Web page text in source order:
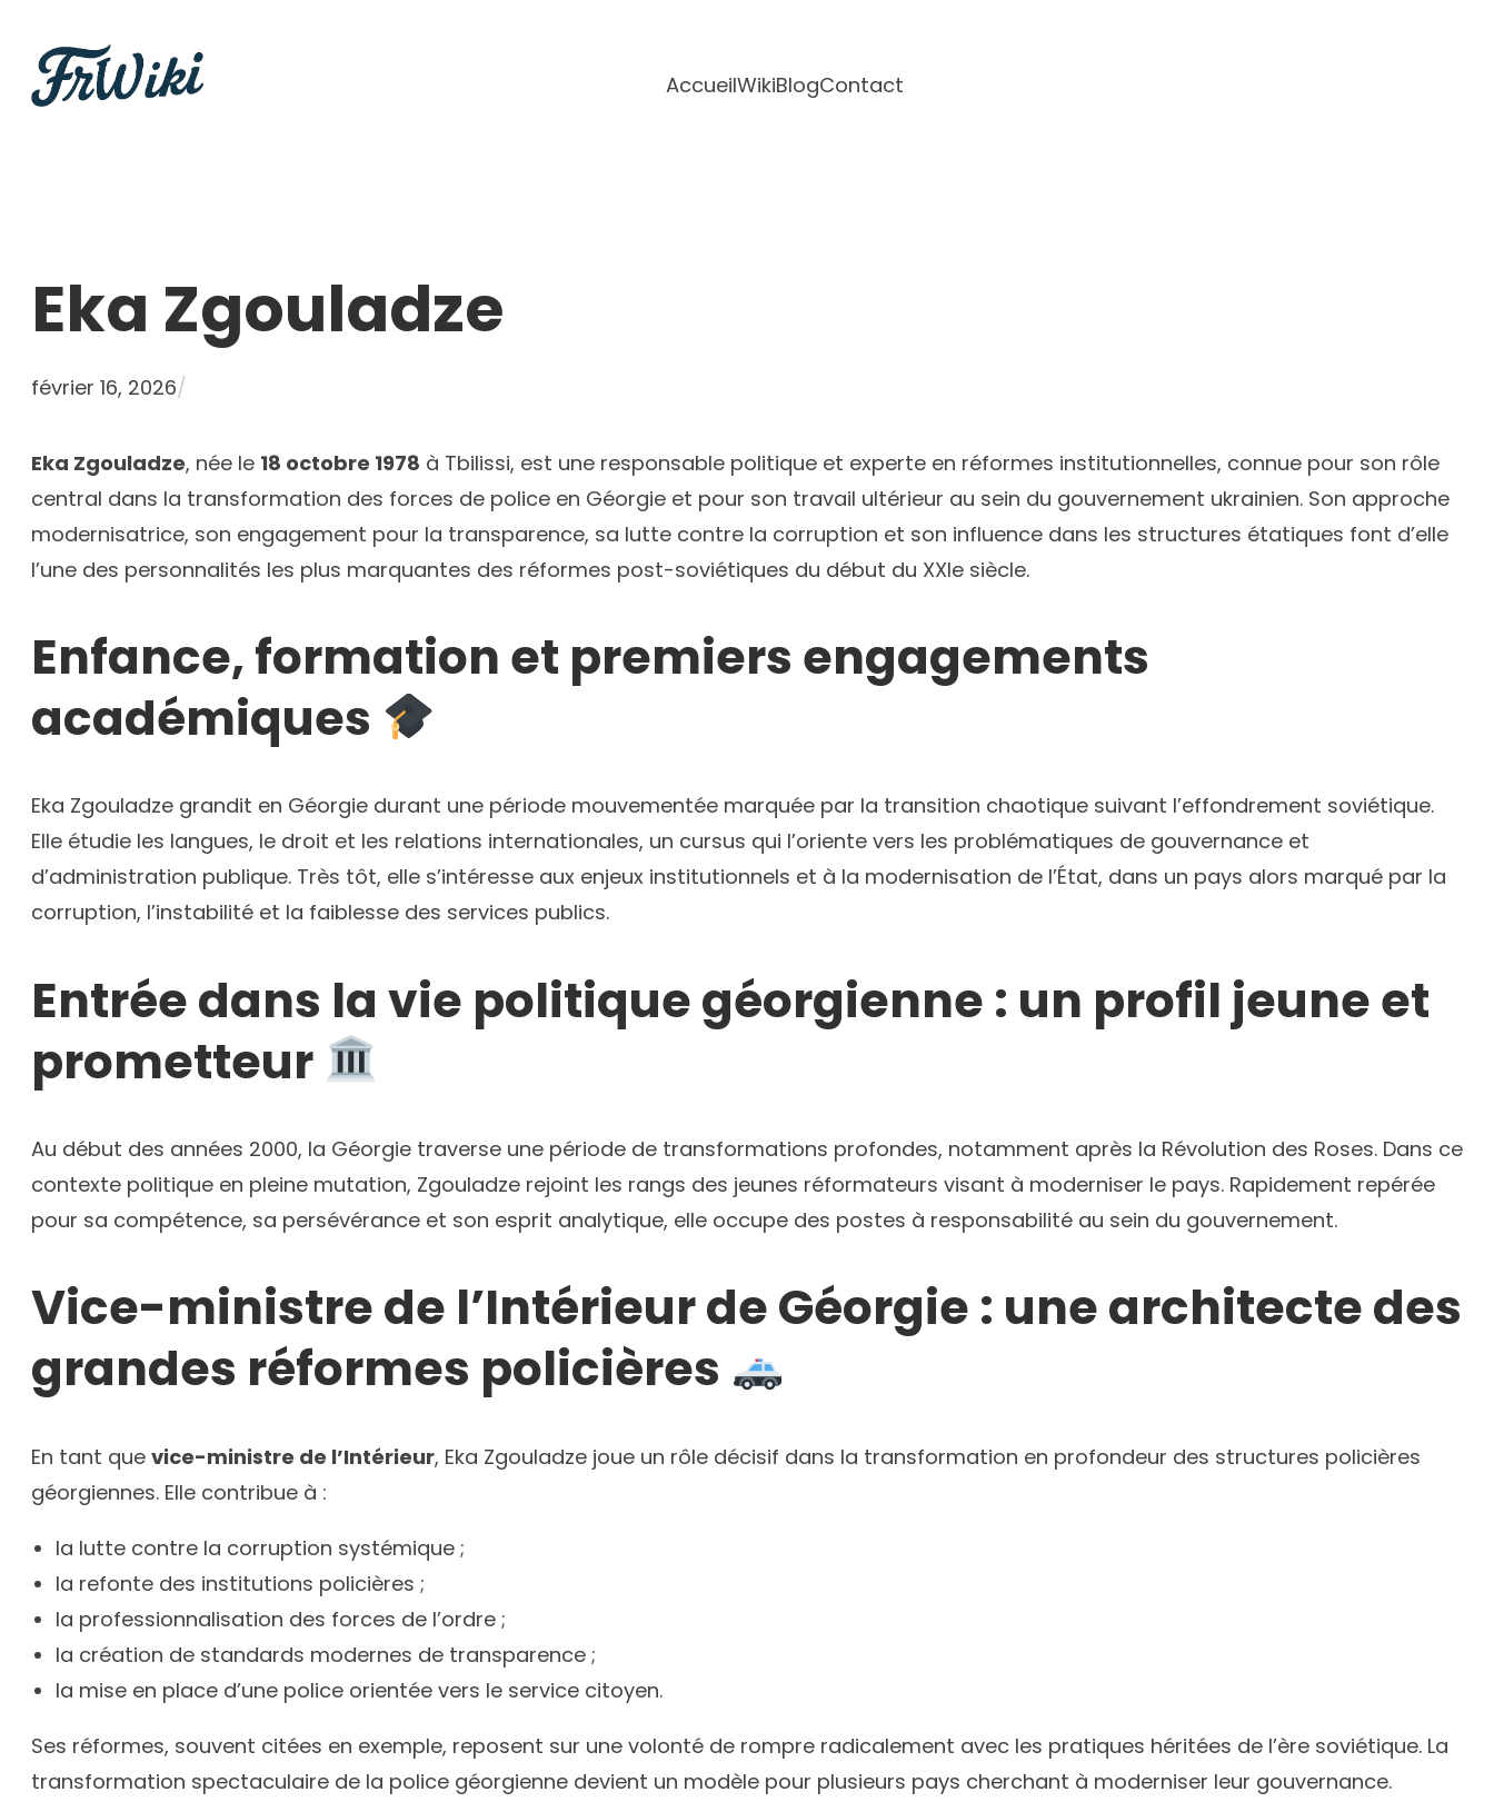
contenu
AccueilWikiBlogContact
Eka Zgouladze
février 16, 2026/
Eka Zgouladze, née le 18 octobre 1978 à Tbilissi, est une responsable politique et experte en réformes institutionnelles, connue pour son rôle
central dans la transformation des forces de police en Géorgie et pour son travail ultérieur au sein du gouvernement ukrainien. Son approche
modernisatrice, son engagement pour la transparence, sa lutte contre la corruption et son influence dans les structures étatiques font d’elle
l’une des personnalités les plus marquantes des réformes post-soviétiques du début du XXIe siècle.
Enfance, formation et premiers engagements
académiques
Eka Zgouladze grandit en Géorgie durant une période mouvementée marquée par la transition chaotique suivant l’effondrement soviétique.
Elle étudie les langues, le droit et les relations internationales, un cursus qui l’oriente vers les problématiques de gouvernance et
d’administration publique. Très tôt, elle s’intéresse aux enjeux institutionnels et à la modernisation de l’État, dans un pays alors marqué par la
corruption, l’instabilité et la faiblesse des services publics.
Entrée dans la vie politique géorgienne : un profil jeune et
prometteur
Au début des années 2000, la Géorgie traverse une période de transformations profondes, notamment après la Révolution des Roses. Dans ce
contexte politique en pleine mutation, Zgouladze rejoint les rangs des jeunes réformateurs visant à moderniser le pays. Rapidement repérée
pour sa compétence, sa persévérance et son esprit analytique, elle occupe des postes à responsabilité au sein du gouvernement.
Vice-ministre de l’Intérieur de Géorgie : une architecte des
grandes réformes policières
En tant que vice-ministre de l’Intérieur, Eka Zgouladze joue un rôle décisif dans la transformation en profondeur des structures policières
géorgiennes. Elle contribue à :
la lutte contre la corruption systémique ;
la refonte des institutions policières ;
la professionnalisation des forces de l’ordre ;
la création de standards modernes de transparence ;
la mise en place d’une police orientée vers le service citoyen.
Ses réformes, souvent citées en exemple, reposent sur une volonté de rompre radicalement avec les pratiques héritées de l’ère soviétique. La
transformation spectaculaire de la police géorgienne devient un modèle pour plusieurs pays cherchant à moderniser leur gouvernance.